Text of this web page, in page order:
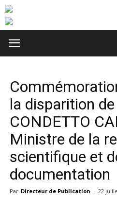
la disparition
CONDETTO
Ministre de la
scientifique et
documentation
Par Directeur de Publication - 22